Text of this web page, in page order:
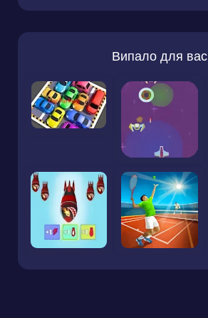
Випало для вас